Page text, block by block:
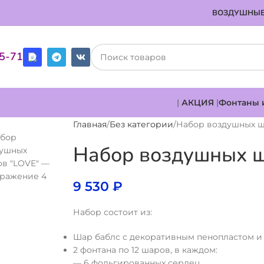
71
| АКЦИЯ |Фонтаны
Главная Без категории Набор воздушных
Набор воздушных
9 530₽
Набор состоит из:
Шар баблс с декоративным пенопластом
2 фонтана по 12 шаров, в каждом: